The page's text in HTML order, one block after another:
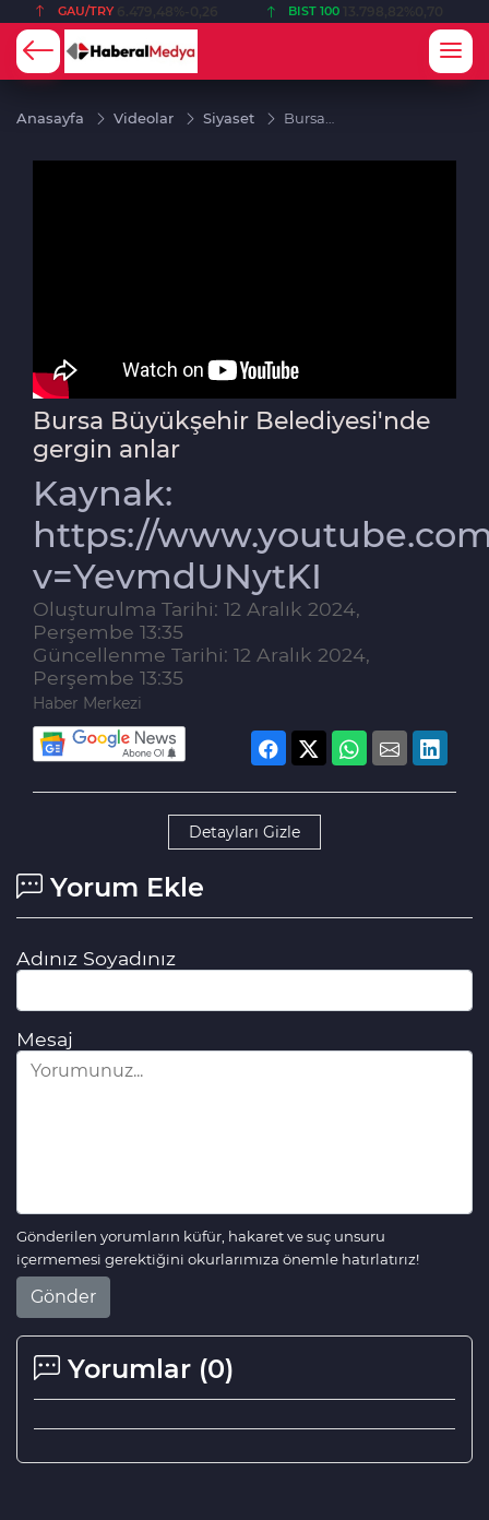
%-0,26 13.798,82%0,70
Anasayfa Videolar Siyaset
Bursa
Bursa Büyükşehir Belediyesi'nde
gergin anlar
Kaynak:
https://
v=YevmdUNytKI
Oluşturulma Tarihi: 12 Aralık 2024,
Perşembe 13:35
Güncellenme Tarihi: 12 Aralık 2024,
Perşembe 13:35
Haber Merkezi
Detayları Gizle
Yorum Ekle
Adınız Soyadınız
Mesaj
Gönderilen yorumların küfür, hakaret ve suç unsuru
içermemesi gerektiğini okurlarımıza önemle hatırlatırız!
Gönder
Yorumlar (0)